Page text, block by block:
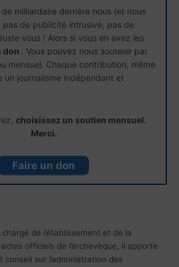
de milliardaire derrière nous (et nous
pas de publicité intrusive, pas de
vous ! Alors si vous en avez les
don . Vous pouvez nous soutenir par
mensuel. Chaque contribution, même
un journalisme indépendant et
choisissez un soutien mensuel.
Merci.
Faire un don
de l’établissement et de la
officiels de l’archevêque, il apporte
conseil sur l’administration des